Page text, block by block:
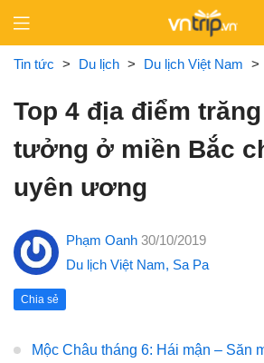
content
Tin tức > Du lịch > Du lịch Việt Nam >
Top 4 địa điểm
tưởng ở miền Bắc
uyên ương
Phạm Oanh 30/10/2019
Du lịch Việt Nam, Sa Pa
Chia sẻ
Mộc Châu tháng 6: Hái mận – Săn